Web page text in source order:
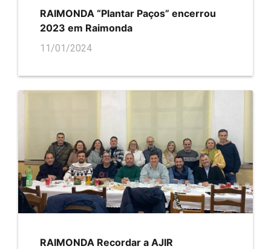
RAIMONDA “Plantar Paços” encerrou
2023 em Raimonda
11/01/2024
RAIMONDA Recordar a AJIR